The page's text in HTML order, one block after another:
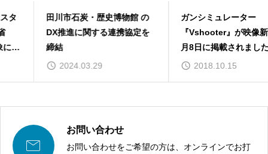
田川市石炭・歴史博物館 の
DX推進に関する連携協定を
締結
2024.03.29
ガンシミュレーター
『Vshooter』が映像新聞10
月8日に掲載されました。
2018.10.15

お問い合わせ
お問い合わせをご希望の方は、オンラインでお打